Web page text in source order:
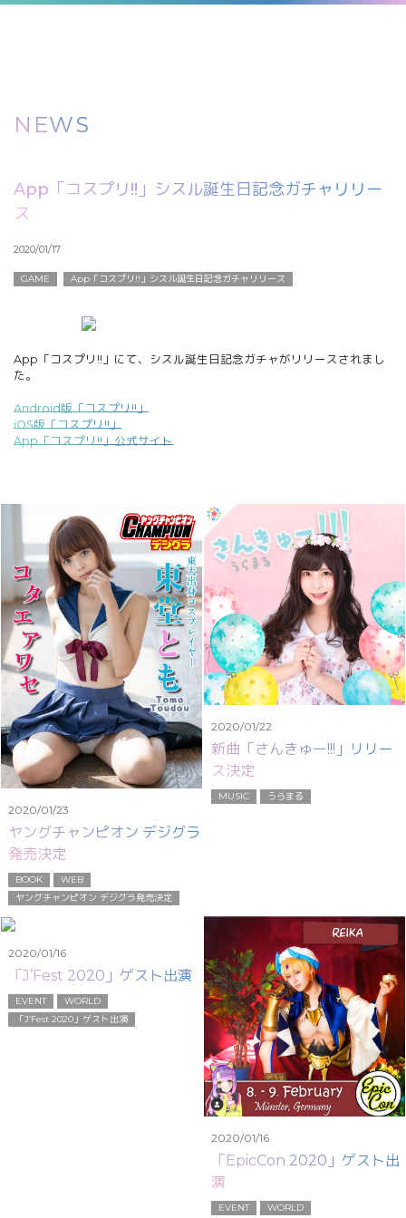
NEWS
App「コスプリ!!」シスル誕生日記念ガチャリリー
ス
2020/01/17
GAME App「コスプリ!!」シスル誕生日記念ガチャリリース
App「コスプリ!!」にて、シスル誕生日記念ガチャがリリースされまし
た。
Android版「コスプリ!!」
iOS版「コスプリ!!」
App「コスプリ!!」公式サイト
2020/01/23
ヤングチャンピオン デジグラ
発売決定
BOOK
WEB
ヤングチャンピオン デジグラ発売決定
2020/01/22
新曲「さんきゅー!!!」リリー
ス決定
MUSIC うらまる
2020/01/16
「J’Fest 2020」ゲスト出演
EVENT
WORLD
「J’Fest 2020」ゲスト出演
2020/01/16
「EpicCon 2020」ゲスト出
演
EVENT WORLD